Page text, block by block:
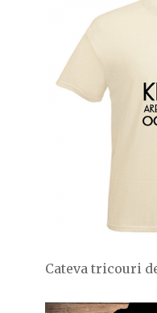
Cateva tricouri